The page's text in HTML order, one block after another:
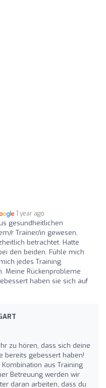
1 year ago
gesundheitlichen
r Trainer/in gewesen,
betrachtet. Hatte
den beiden. Fühle mich
jedes Training
Meine Rückenprobleme
haben sie sich auf
zu hören, dass sich deine
bereits gebessert haben!
aus Training
Betreuung werden wir
daran arbeiten, dass du